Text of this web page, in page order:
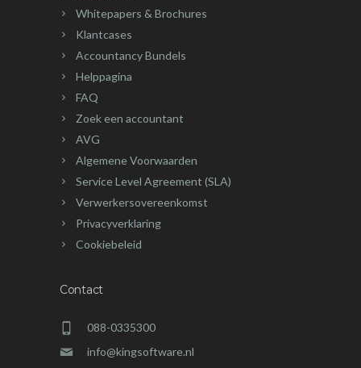
Whitepapers & Brochures
Klantcases
Accountancy Bundels
Helppagina
FAQ
Zoek een accountant
AVG
Algemene Voorwaarden
Service Level Agreement (SLA)
Verwerkersovereenkomst
Privacyverklaring
Cookiebeleid
Contact
088-0335300
info@kingsoftware.nl